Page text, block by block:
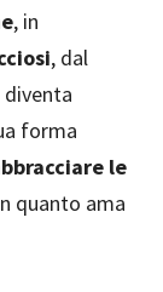
, in
, dal
forma
le
quanto ama